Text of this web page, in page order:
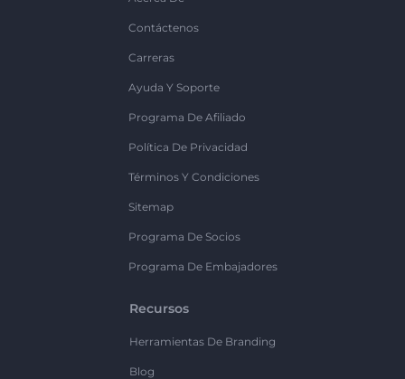
Contáctenos
Carreras
Ayuda Y Soporte
Programa De Afiliado
Política De Privacidad
Términos Y Condiciones
Sitemap
Programa De Socios
Programa De Embajadores
Recursos
Herramientas De Branding
Blog